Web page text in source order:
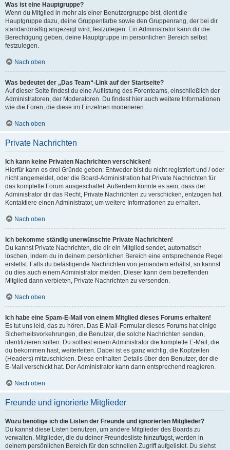
Was ist eine Hauptgruppe?
Wenn du Mitglied in mehr als einer Benutzergruppe bist, dient die
Hauptgruppe dazu, deine Gruppenfarbe sowie den Gruppenrang, der bei dir
standardmäßig angezeigt wird, festzulegen. Ein Administrator kann dir die
Berechtigung geben, deine Hauptgruppe im persönlichen Bereich selbst
festzulegen.
Nach oben
Was bedeutet der „Das Team“-Link auf der Startseite?
Auf dieser Seite findest du eine Auflistung des Forenteams, einschließlich der
Administratoren, der Moderatoren. Du findest hier auch weitere Informationen
wie die Foren, die diese im Einzelnen moderieren.
Nach oben
Private Nachrichten
Ich kann keine Privaten Nachrichten verschicken!
Hierfür kann es drei Gründe geben: Entweder bist du nicht registriert und / oder
nicht angemeldet, oder die Board-Administration hat Private Nachrichten für
das komplette Forum ausgeschaltet. Außerdem könnte es sein, dass der
Administrator dir das Recht, Private Nachrichten zu verschicken, entzogen hat.
Kontaktiere einen Administrator, um weitere Informationen zu erhalten.
Nach oben
Ich bekomme ständig unerwünschte Private Nachrichten!
Du kannst Private Nachrichten, die dir ein Mitglied sendet, automatisch
löschen, indem du in deinem persönlichen Bereich eine entsprechende Regel
erstellst. Falls du belästigende Nachrichten von jemandem erhältst, so kannst
du dies auch einem Administrator melden. Dieser kann dem betreffenden
Mitglied dann verbieten, Private Nachrichten zu versenden.
Nach oben
Ich habe eine Spam-E-Mail von einem Mitglied dieses Forums erhalten!
Es tut uns leid, das zu hören. Das E-Mail-Formular dieses Forums hat einige
Sicherheitsvorkehrungen, die Benutzer, die solche Nachrichten senden,
identifizieren sollen. Du solltest einem Administrator die komplette E-Mail, die
du bekommen hast, weiterleiten. Dabei ist es ganz wichtig, die Kopfzeilen
(Headers) mitzuschicken. Diese enthalten Details über den Benutzer, der die
E-Mail verschickt hat. Der Administrator kann dann entsprechend reagieren.
Nach oben
Freunde und ignorierte Mitglieder
Wozu benötige ich die Listen der Freunde und ignorierten Mitglieder?
Du kannst diese Listen benutzen, um andere Mitglieder des Boards zu
verwalten. Mitglieder, die du deiner Freundesliste hinzufügst, werden in
deinem persönlichen Bereich für den schnellen Zugriff aufgelistet. Du siehst